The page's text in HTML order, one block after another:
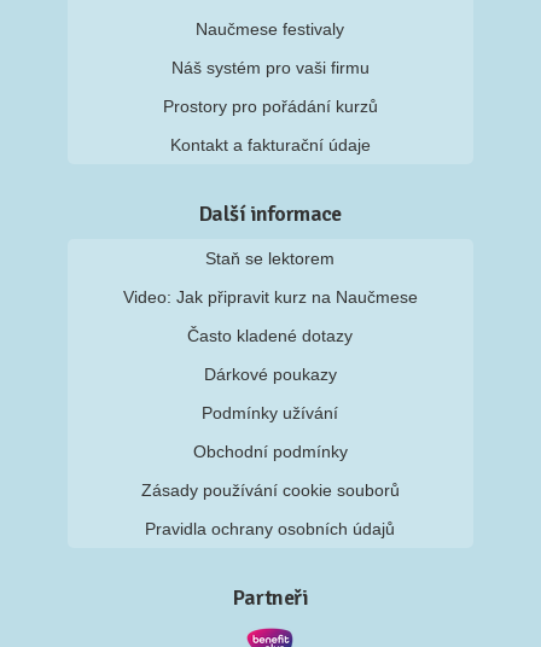
Naučmese festivaly
Náš systém pro vaši firmu
Prostory pro pořádání kurzů
Kontakt a fakturační údaje
Další informace
Staň se lektorem
Video: Jak připravit kurz na Naučmese
Často kladené dotazy
Dárkové poukazy
Podmínky užívání
Obchodní podmínky
Zásady používání cookie souborů
Pravidla ochrany osobních údajů
Partneři